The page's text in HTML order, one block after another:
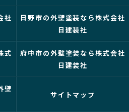
社
日野市の外壁塗装なら株式会社
日建装社
式
府中市の外壁塗装なら株式会社
日建装社
壁
サイトマップ